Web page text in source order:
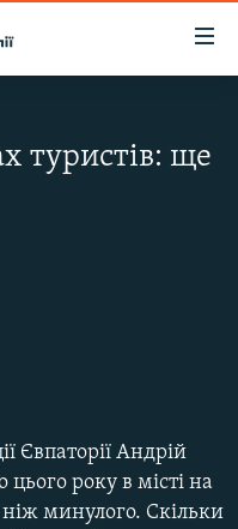
туристів: ще
Євпаторії Андрій
року в місті на
ніж минулого. Скільки